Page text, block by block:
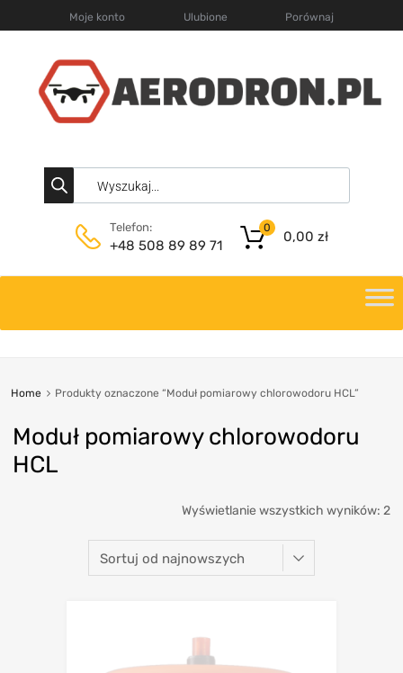
Moje konto Ulubione Porównaj
Telefon:
+48 508 89 89 71
0,00 zł
0
Home Produkty oznaczone “Moduł pomiarowy chlorowodoru HCL”
Moduł pomiarowy chlorowodoru
HCL
Wyświetlanie wszystkich wyników: 2